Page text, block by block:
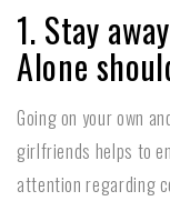
1. Stay
Alone
Going on your own
girlfriends helps to
attention regarding